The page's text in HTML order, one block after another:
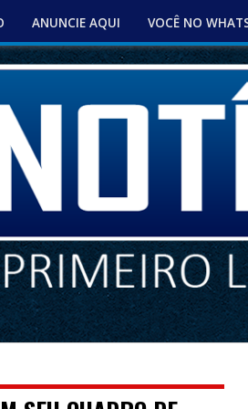
ANUNCIE AQUI VOCÊ NO